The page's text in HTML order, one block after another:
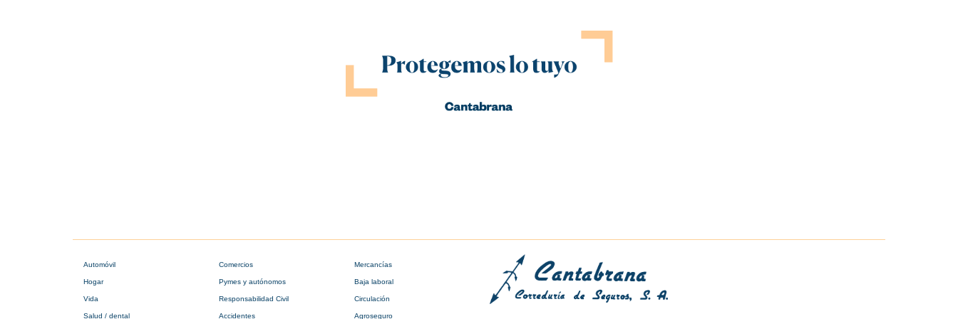
Automóvil
Hogar
Vida
Salud / dental
Comercios
Pymes y autónomos
Responsabilidad Civil
Accidentes
Mercancías
Baja laboral
Circulación
Agroseguro